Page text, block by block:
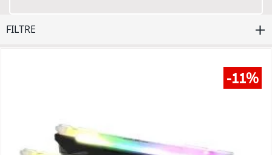
FILTRE
-11%